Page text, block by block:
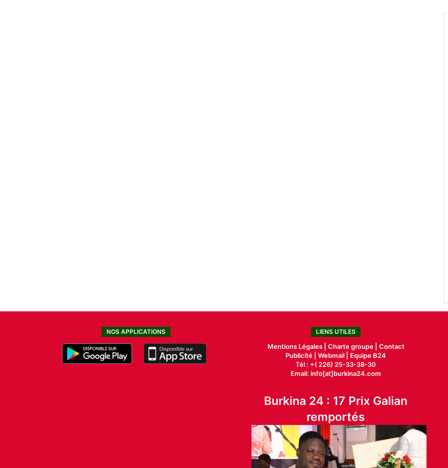
NOS APPLICATIONS LIENS UTILES
Mentions Légales | Charte groupe | Contact
Publicité |Webmail |
Equipe B24
Tél : +( 226) 25-33-38-30
Email: info[at]burkina24.com
Burkina 24 : 17 Prix Galian
remportés